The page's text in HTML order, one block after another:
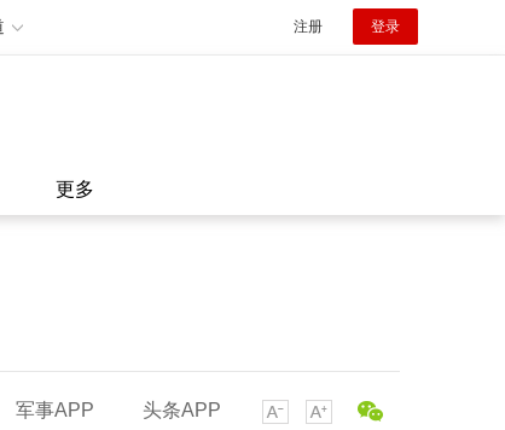
注册 登录
更多
军事APP 头条APP